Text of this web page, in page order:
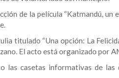
de la película “Katmandú, un
titulado “Una opción: La
El acto está organizado por
las casetas informativas de las